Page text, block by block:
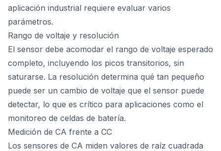
aplicación industrial requiere evaluar varios
parámetros.
Rango de voltaje y resolución
El sensor debe acomodar el rango de voltaje esperado
completo, incluyendo los picos transitorios, sin
saturarse. La resolución determina qué tan pequeño
puede ser un cambio de voltaje que el sensor puede
detectar, lo que es crítico para aplicaciones como el
monitoreo de celdas de batería.
Medición de CA frente a CC
Los sensores de CA miden valores de raíz cuadrada